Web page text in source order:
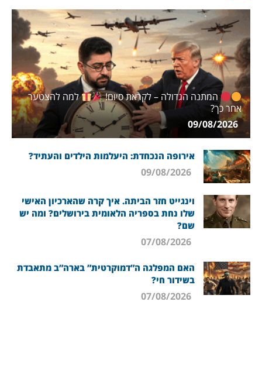
המתנה הגדולה – לקראת סיום!
למה להצטער
אחר כך?
אירופה הנכחדת: היעלמות הילדים והעתיד?
וינגייט חזר הביתה. איך קרה שהארכיון האישי
שלו נחת בספריה הלאומית בירושלים? ומה יש
שם?
האם המפלגה ה”דמוקרטית” בארה”ב מתאבדת
בשידור חי?